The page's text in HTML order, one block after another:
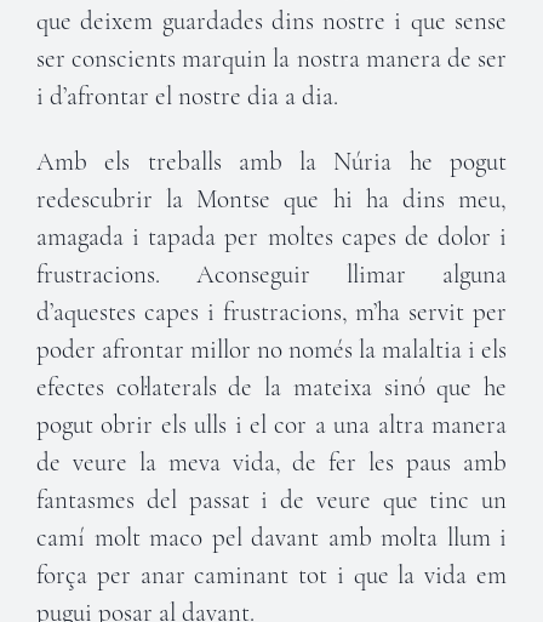
que deixem guardades dins nostre i que sense
ser conscients marquin la nostra manera de ser
i d’afrontar el nostre dia a dia.
Amb els treballs amb la Núria he pogut
redescubrir la Montse que hi ha dins meu,
amagada i tapada per moltes capes de dolor i
frustracions. Aconseguir llimar alguna
d’aquestes capes i frustracions, m’ha servit per
poder afrontar millor no només la malaltia i els
efectes col·laterals de la mateixa sinó que he
pogut obrir els ulls i el cor a una altra manera
de veure la meva vida, de fer les paus amb
fantasmes del passat i de veure que tinc un
camí molt maco pel davant amb molta llum i
força per anar caminant tot i que la vida em
pugui posar al davant.